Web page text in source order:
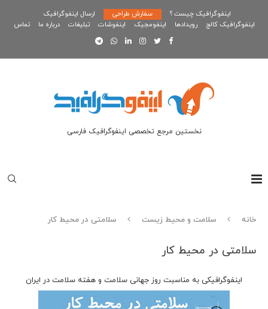
اینفوگرافیک چیست ؟ سفارش طراحی
ارسال اینفوگرافیک
اینفوگرافیک کالج
رویدادها اینفومجیک اینفوشات تبلیغات درباره ما تماس
نخستین مرجع تخصصی اینفوگرافیک فارسی
خانه سلامت و محیط زیست سلامتی در محیط کار
سلامتی در محیط کار
اینفوگرافیکی به مناسبت روز جهانی سلامت و هفته سلامت در ایران